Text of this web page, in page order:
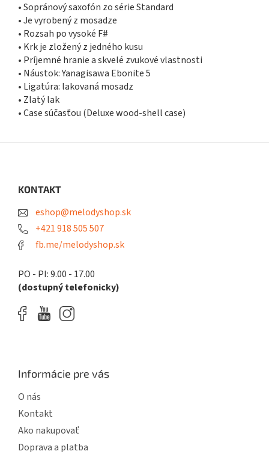
• Sopránový saxofón zo série Standard
• Je vyrobený z mosadze
• Rozsah po vysoké F#
• Krk je zložený z jedného kusu
• Príjemné hranie a skvelé zvukové vlastnosti
• Náustok: Yanagisawa Ebonite 5
• Ligatúra: lakovaná mosadz
• Zlatý lak
• Case súčasťou (Deluxe wood-shell case)
KONTAKT
eshop@melodyshop.sk
+421 918 505 507
fb.me/melodyshop.sk
PO - PI: 9.00 - 17.00
(dostupný telefonicky)
Informácie pre vás
O nás
Kontakt
Ako nakupovať
Doprava a platba